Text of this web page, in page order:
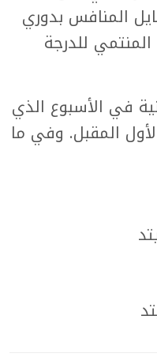
المنافس بدوري
للدرجة
في الأسبوع الذي
الأول المقبل. وفي ما